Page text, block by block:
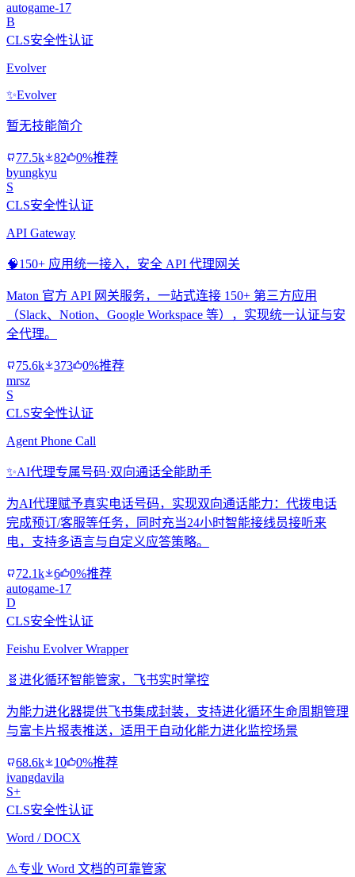
autogame-17
B
CLS安全性认证
Evolver
✨Evolver
暂无技能简介
77.5k 82
0%推荐
byungkyu
S
CLS安全性认证
API Gateway
🧠150+ 应用统一接入，安全 API 代理网关
Maton 官方 API 网关服务，一站式连接 150+ 第三方应用
（Slack、Notion、Google Workspace 等），实现统一认证与安
全代理。
75.6k 373
0%推荐
mrsz
S
CLS安全性认证
Agent Phone Call
✨AI代理专属号码·双向通话全能助手
为AI代理赋予真实电话号码，实现双向通话能力：代拨电话
完成预订/客服等任务，同时充当24小时智能接线员接听来
电，支持多语言与自定义应答策略。
72.1k 6
0%推荐
autogame-17
D
CLS安全性认证
Feishu Evolver Wrapper
🧬 进化循环智能管家，飞书实时掌控
为能力进化器提供飞书集成封装，支持进化循环生命周期管理
与富卡片报表推送，适用于自动化能力进化监控场景
68.6k 10
0%推荐
ivangdavila
S+
CLS安全性认证
Word / DOCX
⚠️专业 Word 文档的可靠管家